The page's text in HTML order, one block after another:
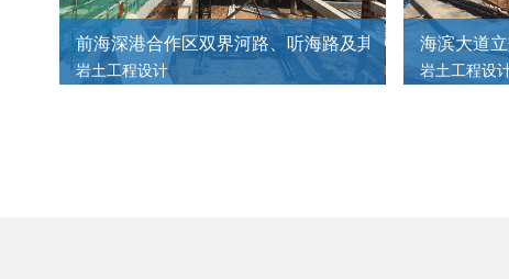
2022.11.17
前海深港合作区双界河路、听海路及其地下道路（南
岩土工程设计
海滨大道
岩土工程设